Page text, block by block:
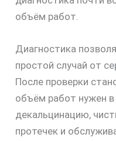
объём работ.
Диагностика
простой случай от
После проверки
объём работ нужен в
декальцинацию,
протечек и